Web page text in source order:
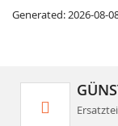
Generated: 2026-08-